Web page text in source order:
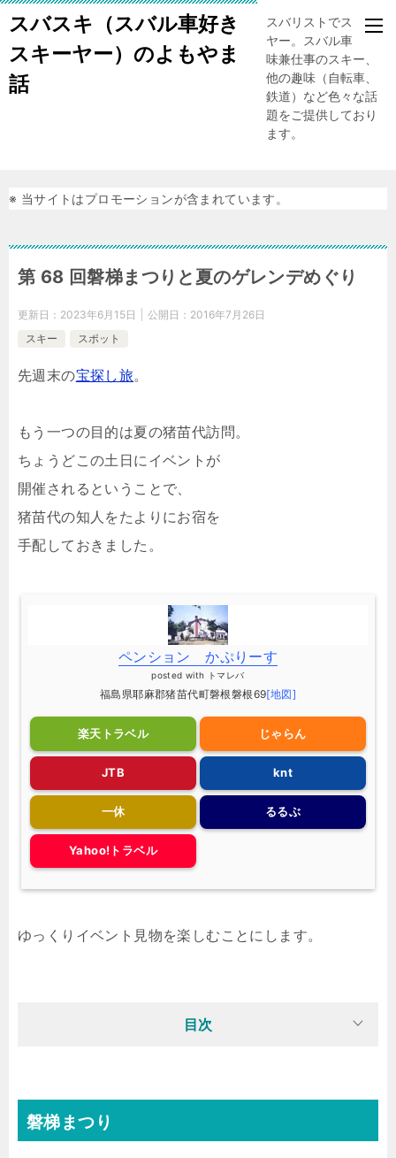
スバスキ（スバル車好き
スキーヤー）のよもやま
話
スバリストでスキー
ヤー。スバル車、趣
味兼仕事のスキー、
他の趣味（自転車、
鉄道）など色々な話
題をご提供しており
ます。
※ 当サイトはプロモーションが含まれています。
第 68 回磐梯まつりと夏のゲレンデめぐり
更新日： 2023年6月15日 公開日： 2016年7月26日
スキー
スポット
先週末の宝探し旅。
もう一つの目的は夏の猪苗代訪問。
ちょうどこの土日にイベントが
開催されるということで、
猪苗代の知人をたよりにお宿を
手配しておきました。
ペンション かぷりーす
posted with トマレバ
福島県耶麻郡猪苗代町磐根磐根69[地図]
楽天トラベル じゃらん
JTB knt
一休 るるぶ
Yahoo!トラベル
ゆっくりイベント見物を楽しむことにします。
目次
磐梯まつり